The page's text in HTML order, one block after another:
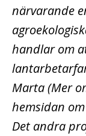
närvarande
handlar om
Marta (Mer
hemsidan
Det andra